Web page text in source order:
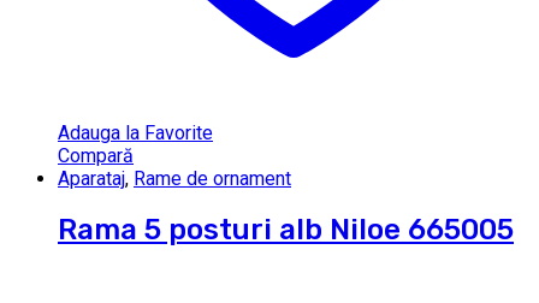
Adauga la Favorite
Compară
Aparataj, Rame de ornament
Rama 5 posturi alb Niloe 665005